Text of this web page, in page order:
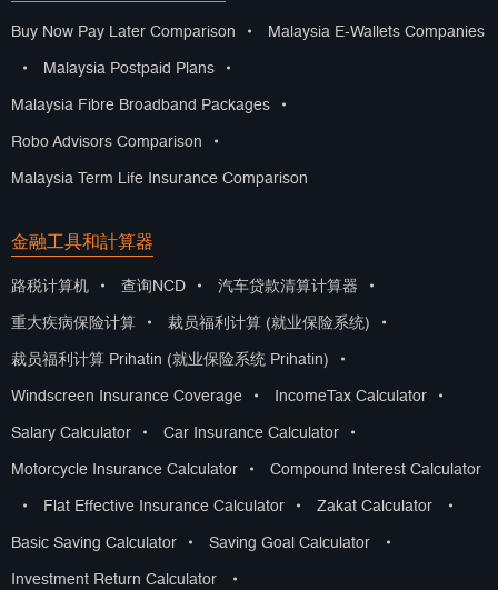
Buy Now Pay Later Comparison • Malaysia E-Wallets Companies
• Malaysia Postpaid Plans •
Malaysia Fibre Broadband Packages •
Robo Advisors Comparison •
Malaysia Term Life Insurance Comparison
金融工具和計算器
路税计算机 • 查询NCD • 汽车贷款清算计算器 •
重大疾病保险计算 • 裁员福利计算 (就业保险系统) •
裁员福利计算 Prihatin (就业保险系统 Prihatin) •
Windscreen Insurance Coverage • IncomeTax Calculator •
Salary Calculator • Car Insurance Calculator •
Motorcycle Insurance Calculator • Compound Interest Calculator
• Flat Effective Insurance Calculator • Zakat Calculator •
Basic Saving Calculator • Saving Goal Calculator •
Investment Return Calculator •